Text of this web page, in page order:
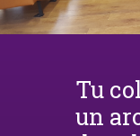
Tu
un